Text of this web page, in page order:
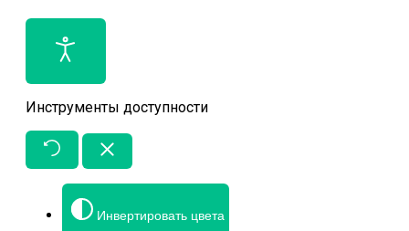
Инструменты доступности
Инвертировать цвета